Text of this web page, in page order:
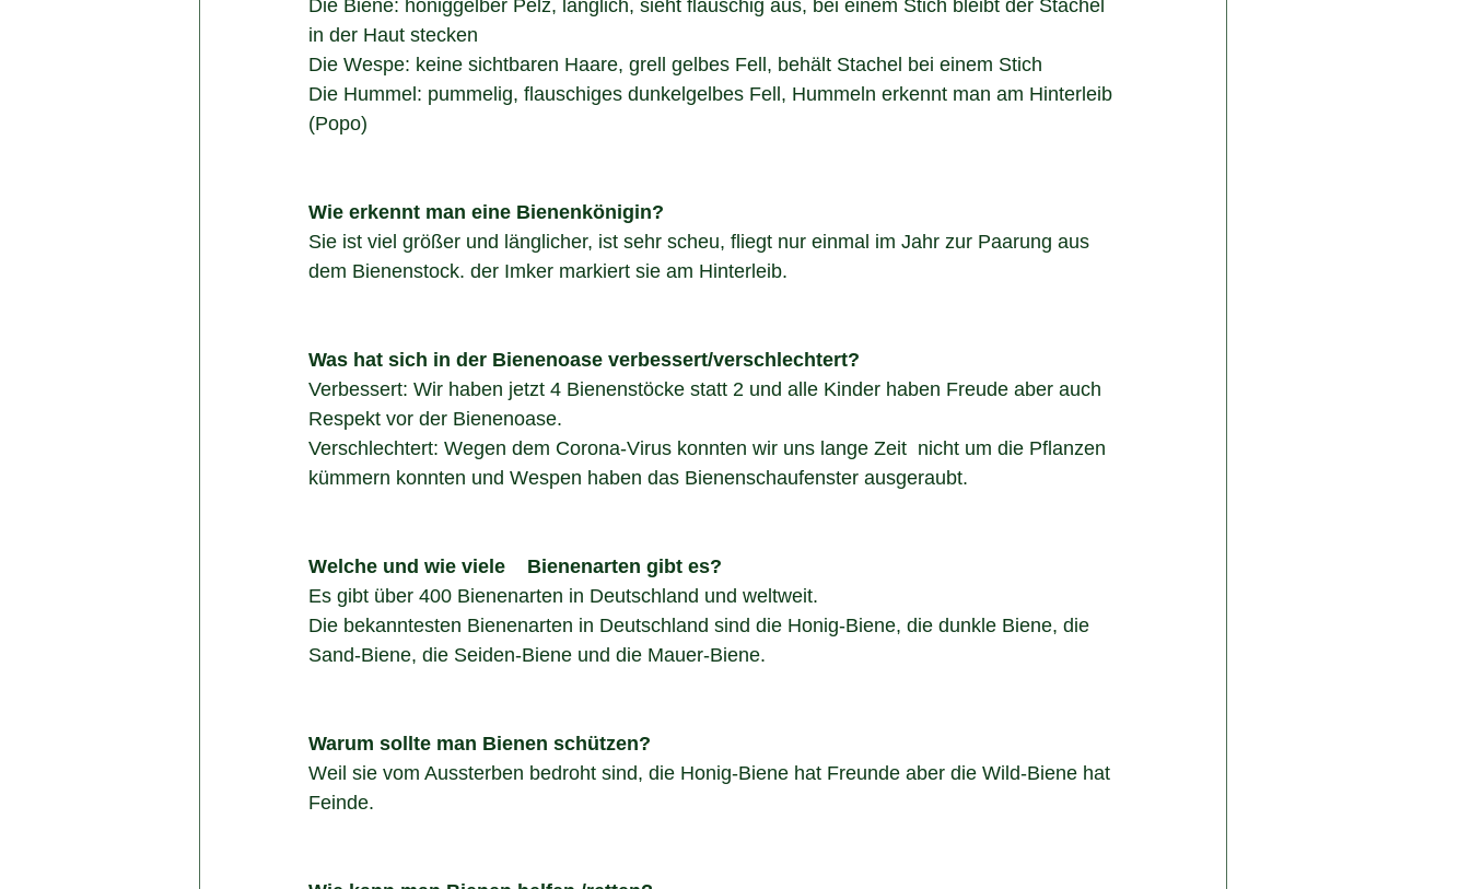
Die Biene: honiggelber Pelz, länglich, sieht flauschig aus, bei einem Stich bleibt der Stachel
in der Haut stecken
Die Wespe: keine sichtbaren Haare, grell gelbes Fell, behält Stachel bei einem Stich
Die Hummel: pummelig, flauschiges dunkelgelbes Fell, Hummeln erkennt man am Hinterleib
(Popo)
Wie erkennt man eine Bienenkönigin?
Sie ist viel größer und länglicher, ist sehr scheu, fliegt nur einmal im Jahr zur Paarung aus
dem Bienenstock. der Imker markiert sie am Hinterleib.
Was hat sich in der Bienenoase verbessert/verschlechtert?
Verbessert: Wir haben jetzt 4 Bienenstöcke statt 2 und alle Kinder haben Freude aber auch
Respekt vor der Bienenoase.
Verschlechtert: Wegen dem Corona-Virus konnten wir uns lange Zeit  nicht um die Pflanzen
kümmern konnten und Wespen haben das Bienenschaufenster ausgeraubt.
Welche und wie viele 	Bienenarten gibt es?
Es gibt über 400 Bienenarten in Deutschland und weltweit.
Die bekanntesten Bienenarten in Deutschland sind die Honig-Biene, die dunkle Biene, die
Sand-Biene, die Seiden-Biene und die Mauer-Biene.
Warum sollte man Bienen schützen?
Weil sie vom Aussterben bedroht sind, die Honig-Biene hat Freunde aber die Wild-Biene hat
Feinde.